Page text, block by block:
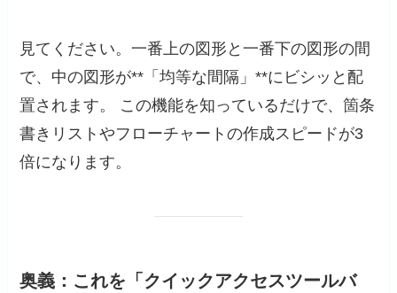
見てください。一番上の図形と一番下の図形の間
で、中の図形が**「均等な間隔」**にビシッと配
置されます。 この機能を知っているだけで、箇条
書きリストやフローチャートの作成スピードが3
倍になります。
奥義：これを「クイックアクセスツールバ